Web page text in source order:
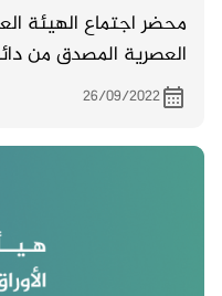
محضر اجتماع الهيئة
العصرية المصدق من
بتاريخ 16/8/202226/09/2022